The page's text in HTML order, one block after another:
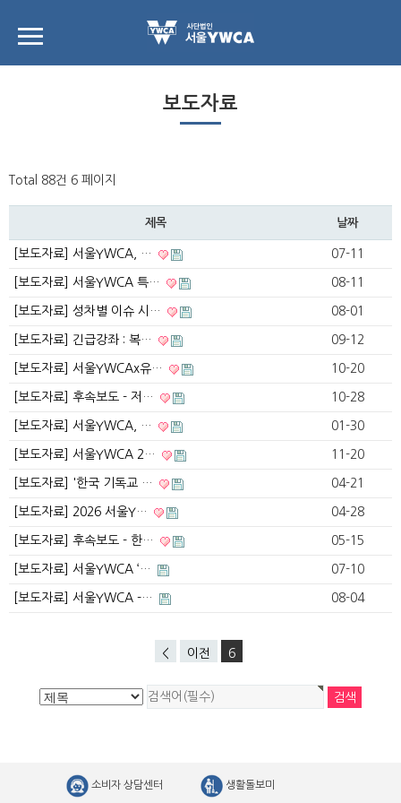
보도자료
Total 88건 6 페이지
제목 날짜
[보도자료] 서울YWCA, … 07-11
[보도자료] 서울YWCA 특… 08-11
[보도자료] 성차별 이슈 시… 08-01
[보도자료] 긴급강좌 : 복… 09-12
[보도자료] 서울YWCAx유… 10-20
[보도자료] 후속보도 - 저… 10-28
[보도자료] 서울YWCA, … 01-30
[보도자료] 서울YWCA 2… 11-20
[보도자료] '한국 기독교 … 04-21
[보도자료] 2026 서울Y… 04-28
[보도자료] 후속보도 - 한… 05-15
[보도자료] 서울YWCA ‘… 07-10
[보도자료] 서울YWCA -… 08-04
< 이전 6
소비자 상담센터 생활돌보미